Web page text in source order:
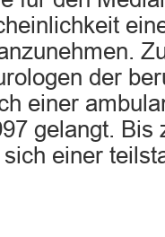
der
einer
gelangt. Bis
sich einer